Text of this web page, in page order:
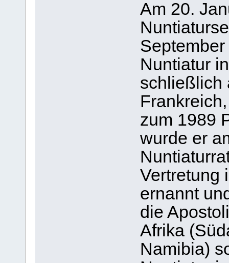
Am 20.
Nuntiatur
schließlich
zum 1989
wurde er
Vertretung
ernannt
die
Afrika
Namibia)